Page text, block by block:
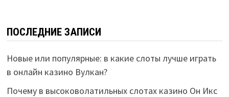
ПОСЛЕДНИЕ ЗАПИСИ
Новые или популярные: в какие слоты лучше играть
в онлайн казино Вулкан?
Почему в высоковолатильных слотах казино Он Икс